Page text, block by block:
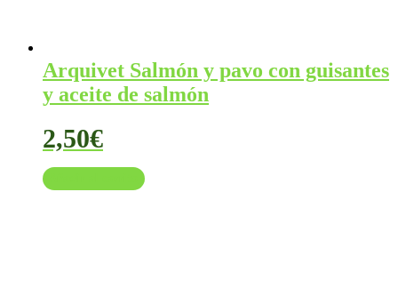
Arquivet Salmón y pavo con guisantes
y aceite de salmón
2,50€